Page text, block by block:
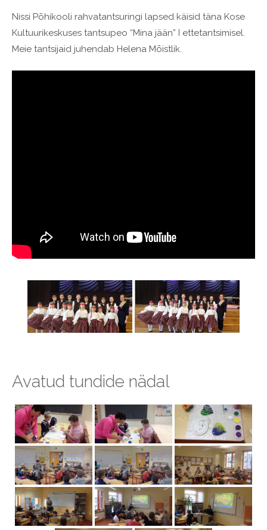
Nissi Põhikooli rahvatantsuringi lapsed käisid täna Kose
Kultuurikeskuses tantsupeo “Mina jään” I ettetantsimisel.
Meie tantsijaid juhendab Helena Mõistlik.
Avatud tundide nädal